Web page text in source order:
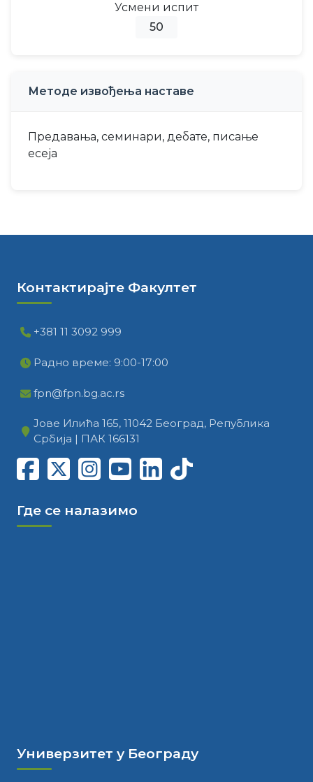
Усмени испит
50
Методе извођења наставе
Предавања, семинари, дебате, писање
есеја
Контактирајте Факултет
+381 11 3092 999
Радно време: 9:00-17:00
fpn@fpn.bg.ac.rs
Јове Илића 165, 11042 Београд, Република
Србија | ПАК 166131
Где се налазимо
Универзитет у Београду